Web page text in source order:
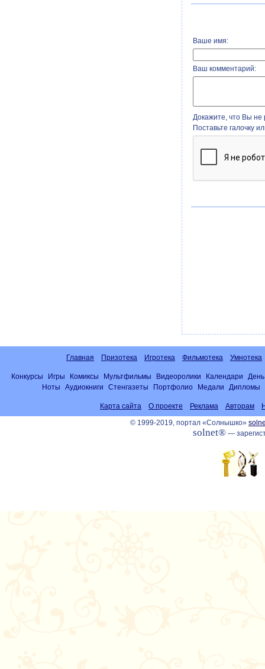
Ваше имя:
Ваш комментарий:
Докажите, что Вы не
Поставьте галочку
Главная Призотека Игротека Фильмотека Умнотека
Конкурсы Игры Комиксы Мультфильмы Видеоролики Календари
Ноты
Аудиокниги Стенгазеты Портфолио Медали Дипломы
Карта сайта О проекте Реклама Авторам
© 1999-2019, портал «Солнышко»
solnet®—